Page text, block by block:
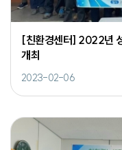
[친환경센터] 2022년
개최
2023-02-06